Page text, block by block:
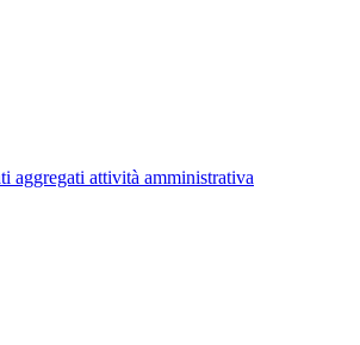
aggregati attività amministrativa